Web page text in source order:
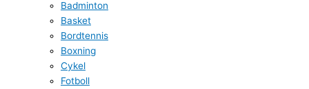
Badminton
Basket
Bordtennis
Boxning
Cykel
Fotboll